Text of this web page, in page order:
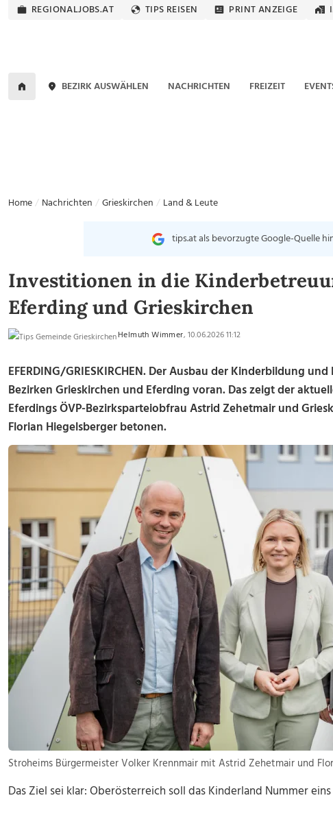
REGIONALJOBS.AT TIPS REISEN PRINT ANZEIGE
BEZIRK AUSWÄHLEN NACHRICHTEN FREIZEIT
Home Nachrichten Grieskirchen Land & Leute
tips.at als bevorzugte Google-Quelle
Investitionen in die
Eferding und Grieskirchen
Helmuth Wimmer, 10.06.2026 11:12
EFERDING/GRIESKIRCHEN. Der Ausbau der Kinderbildung
Bezirken Grieskirchen und Eferding voran. Das zeigt der
Eferdings ÖVP-Bezirksparteiobfrau Astrid Zehetmair und
Florian Hiegelsberger betonen.
Stroheims Bürgermeister Volker Krennmair mit Astrid Zehetmair und
Das Ziel sei klar: Oberösterreich soll das Kinderland Nummer